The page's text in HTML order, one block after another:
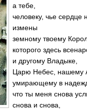
а тебе,
человеку, чье сердце
измены
земному твоему
которого здесь
и другому Владыке,
Царю Небес, нашему
умирающему в
что ты меня снова
снова и снова,